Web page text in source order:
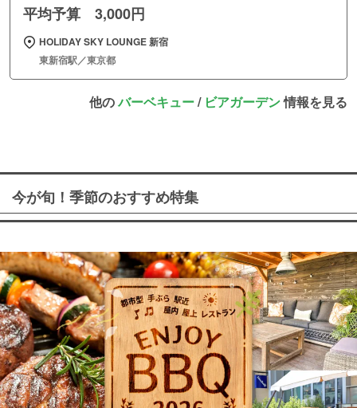
平均予算 3,000円
HOLIDAY SKY LOUNGE 新宿
東新宿駅／東京都
他のバーベキュー/ ビアガーデン情報を見る
今が旬！季節のおすすめ特集